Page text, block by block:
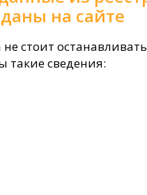
даны на сайте
стоит
такие сведения: